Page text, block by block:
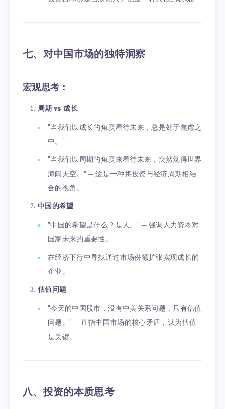
七、对中国市场的独特洞察
宏观思考：
周期 vs 成长
"当我们以成长的角度看待未来，总是处于焦虑之
中。"
"当我们以周期的角度来看待未来，突然觉得世界
海阔天空。" — 这是一种将投资与经济周期相结
合的视角。
中国的希望
"中国的希望是什么？是人。" — 强调人力资本对
国家未来的重要性。
在经济下行中寻找通过市场份额扩张实现成长的
企业。
估值问题
"今天的中国股市，没有中美关系问题，只有估值
问题。" — 直指中国市场的核心矛盾，认为估值
是关键。
八、投资的本质思考